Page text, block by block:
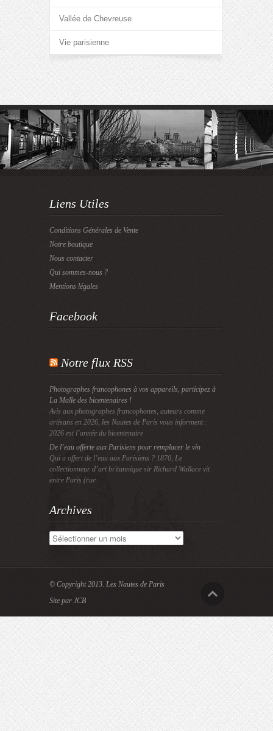
Vallée de Chevreuse
Vie parisienne
Liens Utiles
Conditions Générales de Vente
Notre boutique
Nous contacter
Qui sommes-nous ?
Mentions légales
Facebook
Notre flux RSS
Photographes francophones à vos appareils, participez à
La Malle des bicentenaires !
Avis aux photographes francophones, auteurs comme
artisans en 2026, les Nautes de Paris vous informent :
2026 est l’année du bicentenaire
De l’eau offerte aux Parisiens pour remplacer le vin
Qui a offert de l’eau aux Parisiens ? 1870, Le
collectionneur d’art britannique sir Richard Wallace vit
entre Paris (rue
Archives
Archives
© Copyright 2013. Les Nautes de Paris
Site par JCB